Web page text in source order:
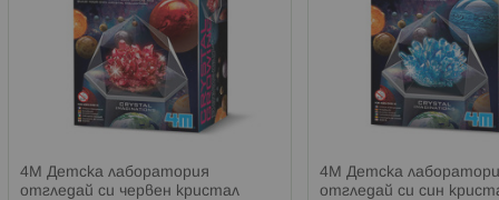
4М Детска лаборатория
отгледай си червен кристал
4М Детска
отгледай си син